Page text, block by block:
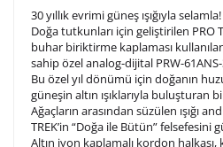
1. Satır
2. Satır
30 yıllık evrimi güneş ışığıyla selamla!
Doğa tutkunları için geliştirilen PRO
buhar biriktirme kaplaması
sahip özel analog-dijital PRW-
Bu özel yıl dönümü için doğanın
güneşin altın ışıklarıyla buluşturan
Ağaçların arasından süzülen ışığı
TREK’in “Doğa ile Bütün” felsefesini
Altın iyon kaplamalı kordon halkası,